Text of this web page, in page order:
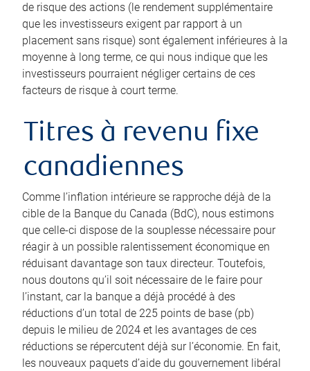
de risque des actions (le rendement supplémentaire
que les investisseurs exigent par rapport à un
placement sans risque) sont également inférieures à la
moyenne à long terme, ce qui nous indique que les
investisseurs pourraient négliger certains de ces
facteurs de risque à court terme.
Titres à revenu fixe
canadiennes
Comme l’inflation intérieure se rapproche déjà de la
cible de la Banque du Canada (BdC), nous estimons
que celle-ci dispose de la souplesse nécessaire pour
réagir à un possible ralentissement économique en
réduisant davantage son taux directeur. Toutefois,
nous doutons qu’il soit nécessaire de le faire pour
l’instant, car la banque a déjà procédé à des
réductions d’un total de 225 points de base (pb)
depuis le milieu de 2024 et les avantages de ces
réductions se répercutent déjà sur l’économie. En fait,
les nouveaux paquets d’aide du gouvernement libéral